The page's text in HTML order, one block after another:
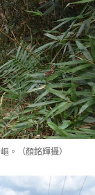
。（顏銘輝攝）